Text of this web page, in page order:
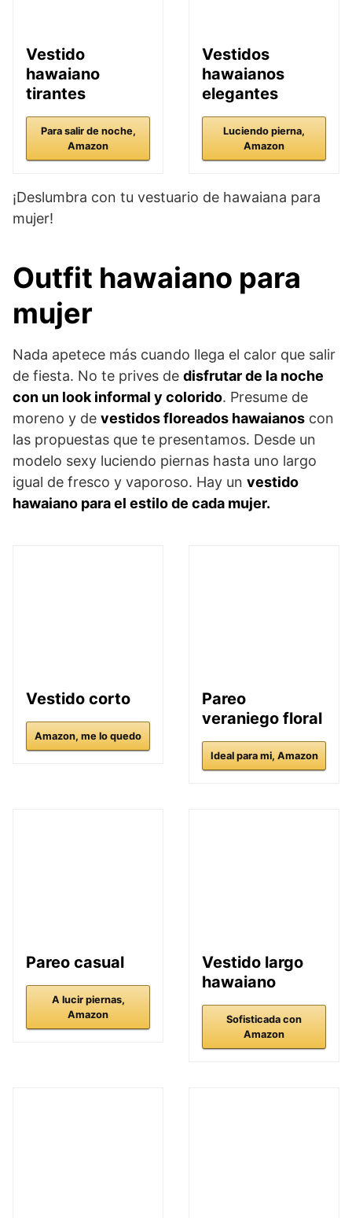
Vestido
hawaiano
tirantes
Para salir de noche,
Amazon
Vestidos
hawaianos
elegantes
Luciendo pierna,
Amazon
¡Deslumbra con tu vestuario de hawaiana para
mujer!
Outfit hawaiano para
mujer
Nada apetece más cuando llega el calor que salir
de fiesta. No te prives de disfrutar de la noche
con un look informal y colorido. Presume de
moreno y de vestidos floreados hawaianos con
las propuestas que te presentamos. Desde un
modelo sexy luciendo piernas hasta uno largo
igual de fresco y vaporoso. Hay un vestido
hawaiano para el estilo de cada mujer.
Vestido corto
Amazon, me lo quedo
Pareo
veraniego floral
Ideal para mi, Amazon
Pareo casual
A lucir piernas,
Amazon
Vestido largo
hawaiano
Sofisticada con
Amazon